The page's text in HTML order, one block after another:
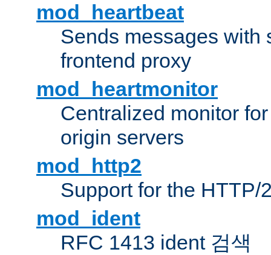
mod_heartbeat
Sends messages with
frontend proxy
mod_heartmonitor
Centralized monitor
origin servers
mod_http2
Support for the HTTP/
mod_ident
RFC 1413 ident 검색